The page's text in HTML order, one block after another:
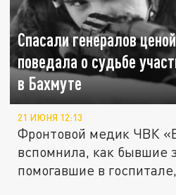
Спасали генералов
поведала о судьбе
в Бахмуте
21 ИЮНЯ 12:13
Фронтовой медик ЧВК
вспомнила, как бывшие
помогавшие в